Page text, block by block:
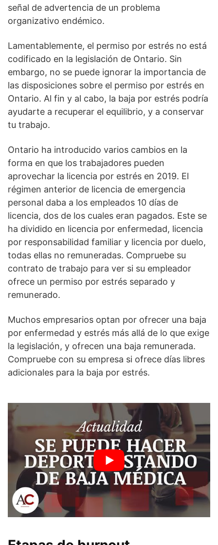
señal de advertencia de un problema
organizativo endémico.
Lamentablemente, el permiso por estrés no está
codificado en la legislación de Ontario. Sin
embargo, no se puede ignorar la importancia de
las disposiciones sobre el permiso por estrés en
Ontario. Al fin y al cabo, la baja por estrés podría
ayudarte a recuperar el equilibrio, y a conservar
tu trabajo.
Ontario ha introducido varios cambios en la
forma en que los trabajadores pueden
aprovechar la licencia por estrés en 2019. El
régimen anterior de licencia de emergencia
personal daba a los empleados 10 días de
licencia, dos de los cuales eran pagados. Este se
ha dividido en licencia por enfermedad, licencia
por responsabilidad familiar y licencia por duelo,
todas ellas no remuneradas. Compruebe su
contrato de trabajo para ver si su empleador
ofrece un permiso por estrés separado y
remunerado.
Muchos empresarios optan por ofrecer una baja
por enfermedad y estrés más allá de lo que exige
la legislación, y ofrecen una baja remunerada.
Compruebe con su empresa si ofrece días libres
adicionales para la baja por estrés.